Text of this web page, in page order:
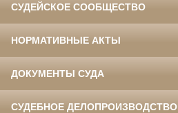
СУДЕЙСКОЕ СООБЩЕСТВО
НОРМАТИВНЫЕ АКТЫ
ДОКУМЕНТЫ СУДА
СУДЕБНОЕ ДЕЛОПРОИЗВОДСТВО